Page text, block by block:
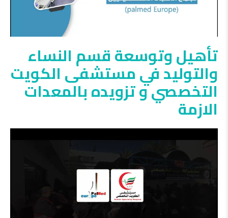
تأهيل وتوسعة قسم النساء
والتوليد في مستشفى الكويت
التخصصي و تزويده بالمعدات
الازمة